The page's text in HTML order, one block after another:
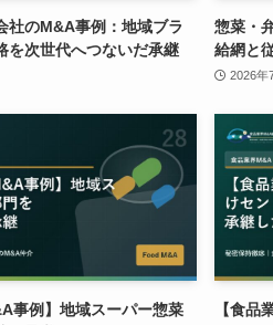
社のM&A事例：地域ブラ
を次世代へつないだ承継
惣菜・
給網と
2026年
事例】地域スーパー惣菜
【食品